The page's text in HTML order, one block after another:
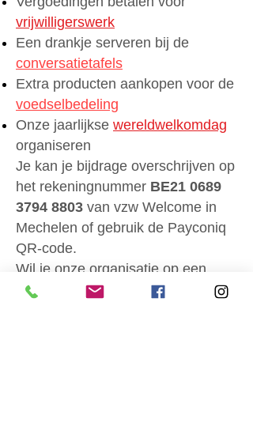
vrijwilligerswerk
Een drankje serveren bij de
conversatietafels
Extra producten aankopen voor de
voedselbedeling
Onze jaarlijkse wereldwelkomdag
organiseren
Je kan je bijdrage overschrijven op
het rekeningnummer BE21 0689
3794 8803 van vzw Welcome in
Mechelen of gebruik de Payconiq
QR-code.
Wil je onze organisatie op een
structurele manier steunen, dan